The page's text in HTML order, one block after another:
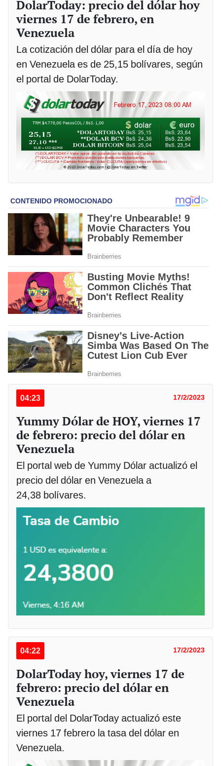
DolarToday: precio del dólar hoy
viernes 17 de febrero, en
Venezuela
La cotización del dólar para el día de hoy
en Venezuela es de 25,15 bolívares, según
el portal de DolarToday.
04:23 17/2/2023
Yummy Dólar de HOY, viernes 17
de febrero: precio del dólar en
Venezuela
El portal web de Yummy Dólar actualizó el
precio del dólar en Venezuela a
24,38 bolívares.
04:22 17/2/2023
DolarToday hoy, viernes 17 de
febrero: precio del dólar en
Venezuela
El portal del DolarToday actualizó este
viernes 17 febrero la tasa del dólar en
Venezuela.